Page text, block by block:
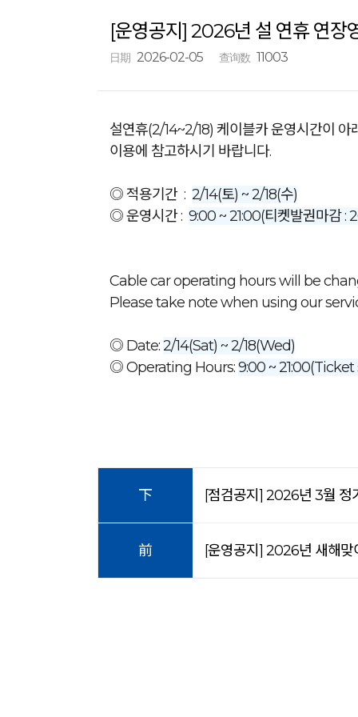
[운영공지] 2026년 설 연휴 연장
日期 2026-02-05 查询数 11003
설연휴(2/14~2/18) 케이블카 운영시간이 아
이용에 참고하시기 바랍니다.
◎ 적용기간 : 2/14(토) ~ 2/18(수)
◎ 운영시간 : 9:00 ~ 21:00(티켓발권마감 :
Cable car operating hours will be
Please take note when using our
◎ Date:2/14(Sat) ~ 2/18(Wed)
◎ Operating Hours:9:00 ~
下 [점검공지] 2026년 3월 정
前 [운영공지] 2026년 새해